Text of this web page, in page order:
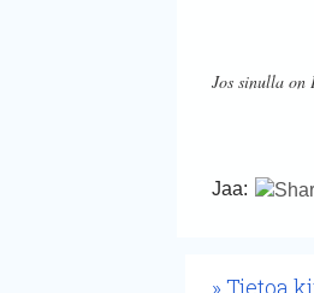
Jos sinulla on
Jaa:
Tietoa